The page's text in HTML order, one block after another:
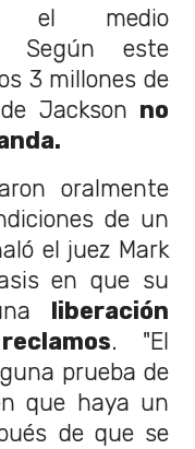
el medio
Según este
3 millones de
Jackson no
oralmente
de un
el juez Mark
en que su
liberación
. "El
prueba de
que haya un
de que se